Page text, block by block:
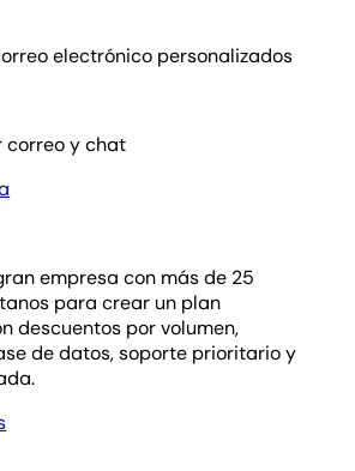
electrónico personalizados
correo y chat
empresa con más de 25
para crear un plan
descuentos por volumen,
de datos, soporte prioritario y